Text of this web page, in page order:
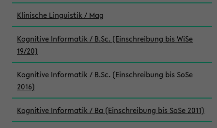
Klinische Linguistik / Mag
Kognitive Informatik / B.Sc. (Einschreibung bis WiSe
19/20)
Kognitive Informatik / B.Sc. (Einschreibung bis SoSe
2016)
Kognitive Informatik / Ba (Einschreibung bis SoSe 2011)